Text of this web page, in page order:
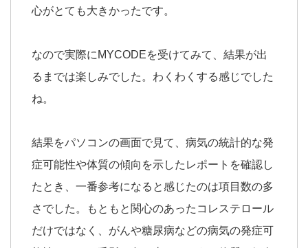
心がとても大きかったです。
なので実際にMYCODEを受けてみて、結果が出
るまでは楽しみでした。わくわくする感じでした
ね。
結果をパソコンの画面で見て、病気の統計的な発
症可能性や体質の傾向を示したレポートを確認し
たとき、一番参考になると感じたのは項目数の多
さでした。もともと関心のあったコレステロール
だけではなく、がんや糖尿病などの病気の発症可